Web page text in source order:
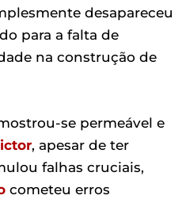
desapareceu
para a falta de
na construção de
se permeável e
, apesar de ter
falhas cruciais,
cometeu erros